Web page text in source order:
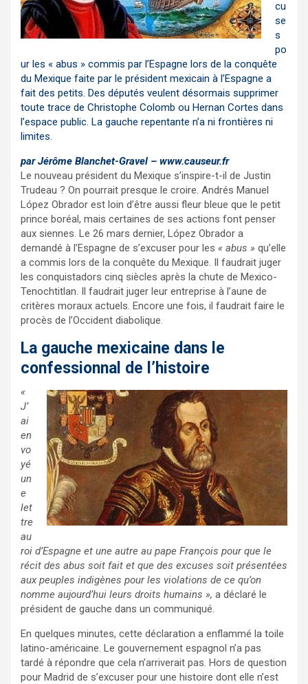
cu
se
s
po
ur les « abus » commis par l’Espagne lors de la conquête
du Mexique faite par le président mexicain à l’Espagne a
fait des petits. Des députés veulent désormais supprimer
toute trace de Christophe Colomb ou Hernan Cortes dans
l’espace public. La gauche repentante n’a ni frontières ni
limites.
parJérôme Blanchet-Gravel – www.causeur.fr
Le nouveau président du Mexique s’inspire-t-il de Justin
Trudeau ? On pourrait presque le croire. Andrés Manuel
López Obrador est loin d’être aussi fleur bleue que le petit
prince boréal, mais certaines de ses actions font penser
aux siennes. Le 26 mars dernier, López Obrador a
demandé à l’Espagne de s’excuser pour les « abus » qu’elle
a commis lors de la conquête du Mexique. Il faudrait juger
les conquistadors cinq siècles après la chute de Mexico-
Tenochtitlan. Il faudrait juger leur entreprise à l’aune de
critères moraux actuels. Encore une fois, il faudrait faire le
procès de l’Occident diabolique.
La gauche mexicaine dans le
confessionnal de l’histoire
«
J’
ai
en
vo
yé
un
e
let
tre
au
roi d’Espagne et une autre au pape François pour que le
récit des abus soit fait et que des excuses soit présentées
aux peuples indigènes pour les violations de ce qu’on
nomme aujourd’hui leurs droits humains », a déclaré le
président de gauche dans un communiqué.
En quelques minutes, cette déclaration a enflammé la toile
latino-américaine. Le gouvernement espagnol n’a pas
tardé à répondre que cela n’arriverait pas. Hors de question
pour Madrid de s’excuser pour une histoire dont elle n’est